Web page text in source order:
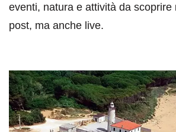
eventi, natura e attività da scoprire
post, ma anche live.